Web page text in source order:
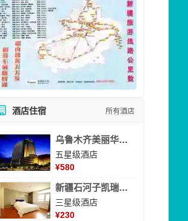
酒店住宿 所有酒店
乌鲁木齐美丽华大酒
五星级酒店
¥580
新疆石河子凯瑞酒店
三星级酒店
¥230